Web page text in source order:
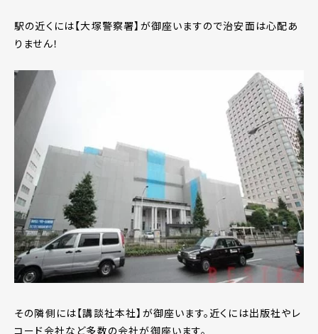
駅の近くには【大塚警察署】が御座いますので治安面は心配あ
りません！
その隣側には【講談社本社】が御座います。近くには出版社やレ
コード会社など多数の会社が御座います。